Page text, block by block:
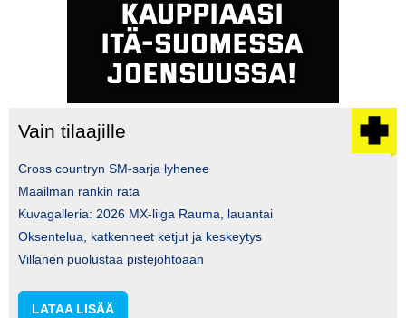
Vain tilaajille
Cross countryn SM-sarja lyhenee
Maailman rankin rata
Kuvagalleria: 2026 MX-liiga Rauma, lauantai
Oksentelua, katkenneet ketjut ja keskeytys
Villanen puolustaa pistejohtoaan
LATAA LISÄÄ